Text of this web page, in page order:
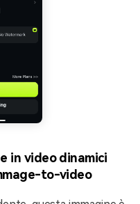
in video dinamici
to-video